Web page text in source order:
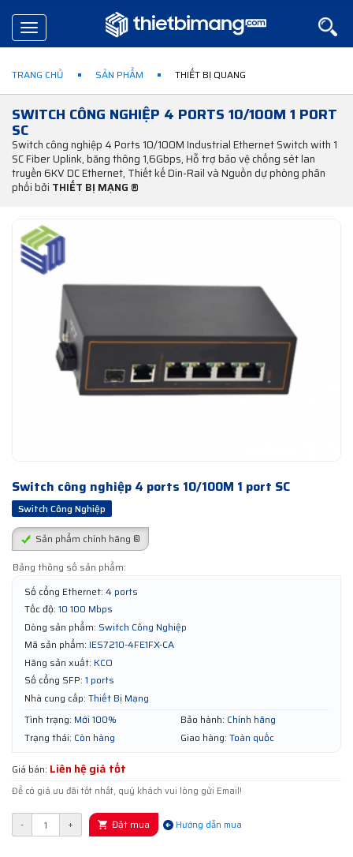
Toggle
navigation
TRANG CHỦ SẢN PHẨM THIẾT BỊ QUANG
SWITCH CÔNG NGHIỆP 4 PORTS 10/100M 1 PORT
SC
Switch công nghiệp 4 Ports 10/100M Industrial Ethernet Switch with 1
SC Fiber Uplink, băng thông 1,6Gbps, Hỗ trợ bảo vệ chống sét lan
truyền 6KV DC Ethernet, Thiết kế Din-Rail và Nguồn dự phòng phân
phối bởi THIẾT BỊ MẠNG ®
Switch công nghiệp 4 ports 10/100M 1 port SC
Switch Công Nghiệp
Sản phẩm chính hãng ®
Bảng thông số sản phẩm:
Số cổng Ethernet: 4 ports
Tốc độ: 10 100 Mbps
Dòng sản phẩm: Switch Công Nghiệp
Mã sản phẩm: IES7210-4FE1FX-CA
Hãng sản xuất: KCO
Số cổng SFP: 1 ports
Nhà cung cấp: Thiết Bị Mạng
Tình trạng: Mới 100% Bảo hành: Chính hãng
Trạng thái: Còn hàng Giao hàng: Toàn quốc
Giá bán: Liên hệ giá tốt
Để có giá ưu đãi tốt nhất, quý khách vui lòng gửi Email!
- + Đặt mua Hướng dẫn mua